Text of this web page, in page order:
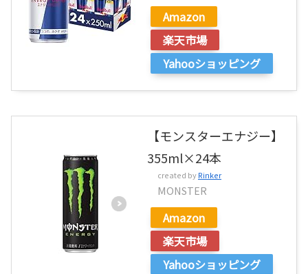
Amazon
楽天市場
Yahooショッピング
【モンスターエナジー】
355ml×24本
created byRinker
MONSTER
Amazon
楽天市場
Yahooショッピング